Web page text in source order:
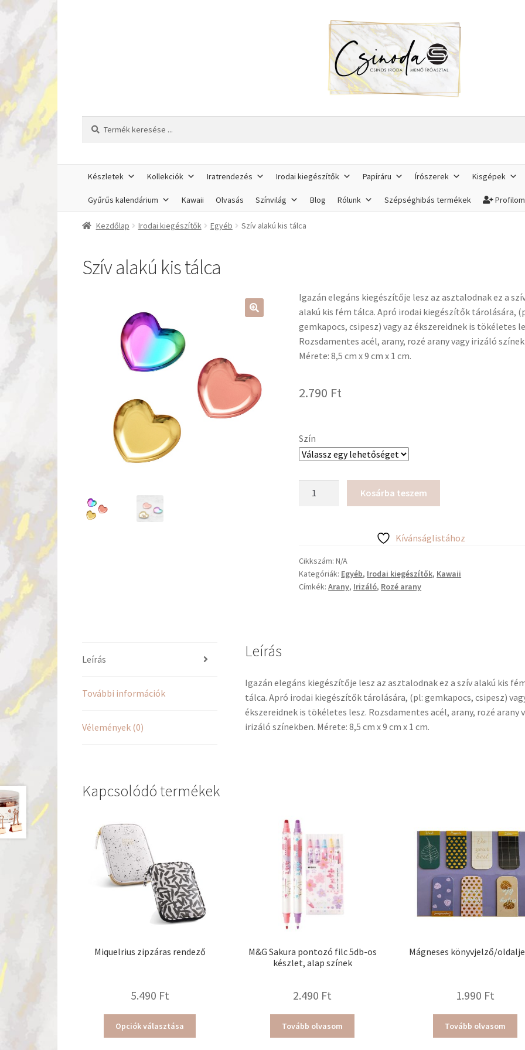
Készletek Kollekciók Iratrendezés Irodai kiegészítők Papíráru Írószerek Kisgépek
Gyűrűs kalendárium Kawaii Olvasás Színvilág Blog Rólunk Szépséghibás termékek Profilom
Kezdőlap Irodai kiegészítők Egyéb Szív alakú kis tálca
Szív alakú kis tálca
Igazán elegáns kiegészítője lesz az asztalodnak ez a
alakú kis fém tálca. Apró irodai kiegészítők tárolására,
gemkapocs, csipesz) vagy az ékszereidnek is tökéletes
Rozsdamentes acél, arany, rozé arany vagy irizáló
Mérete: 8,5 cm x 9 cm x 1 cm.
2.790 Ft
Szín
Kosárba teszem
Kívánságlistához
Cikkszám:N/A
Kategóriák: Egyéb, Irodai kiegészítők, Kawaii
Címkék:Arany, Irizáló, Rozé arany
Leírás
További információk
Vélemények (0)
Leírás
Igazán elegáns kiegészítője lesz az asztalodnak ez a szív alakú kis
tálca. Apró irodai kiegészítők tárolására, (pl: gemkapocs, csipesz)
ékszereidnek is tökéletes lesz. Rozsdamentes acél, arany, rozé arany
irizáló színekben. Mérete: 8,5 cm x 9 cm x 1 cm.
Kapcsolódó termékek
Miquelrius zipzáras rendező
5.490 Ft
Opciók választása
M&G Sakura pontozó filc 5db-os
készlet, alap színek
2.490 Ft
Tovább olvasom
Mágneses könyvjelző/
1.990 Ft
Tovább olvasom